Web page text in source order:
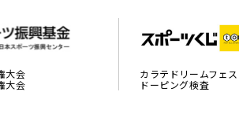
大会
大会
カラテドリームフェ
ドーピング検査